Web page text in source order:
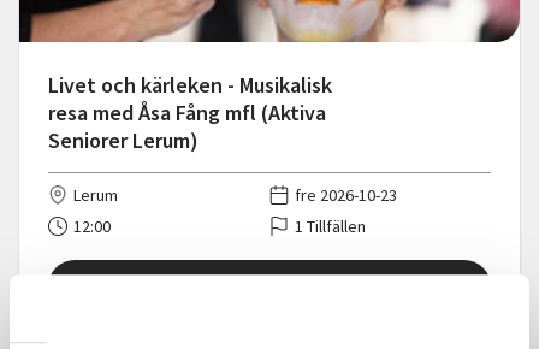
Livet och kärleken - Musikalisk
resa med Åsa Fång mfl (Aktiva
Seniorer Lerum)
Lerum
fre 2026-10-23
12:00
1 Tillfällen